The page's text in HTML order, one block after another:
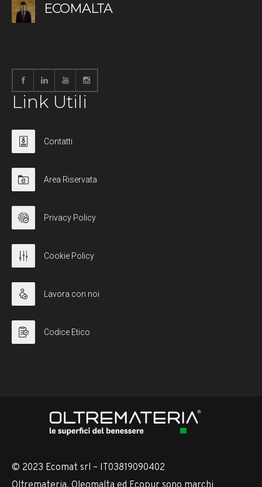
ECOMALTA
Link Utili
Contatti
Area Riservata
Privacy Policy
Cookie Policy
Lavora con noi
Codice Etico
© 2023 Ecomat srl – IT03819090402